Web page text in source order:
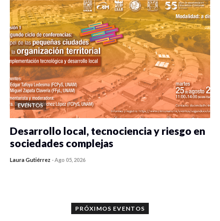
EVENTOS
Desarrollo local, tecnociencia y riesgo en
sociedades complejas
Laura Gutiérrez -Ago 05, 2026
PRÓXIMOS EVENTOS